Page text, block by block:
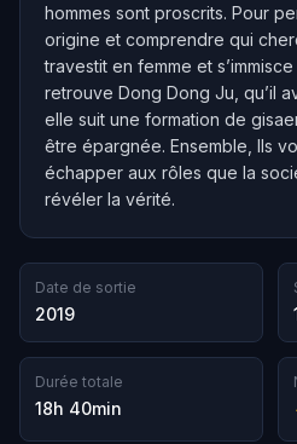
hommes sont proscrits. Pour
origine et comprendre qui
travestit en femme et
retrouve Dong Dong Ju, qu’il
elle suit une formation de
être épargnée. Ensemble, Ils
échapper aux rôles que la
révéler la vérité.
Date de sortie
2019
Durée totale
18h 40min